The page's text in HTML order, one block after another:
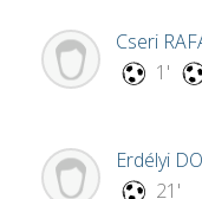
Cseri
1'
Erdélyi
21'